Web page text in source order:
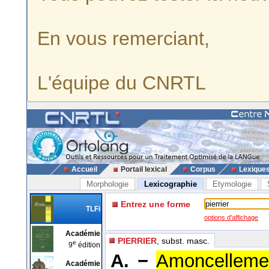
En vous remerciant,
L'équipe du CNRTL
Accueil Portail lexical Corpus
Morphologie Lexicographie Etymologie
TLFi
Académie
9e édition
Académie
Entrez une forme
options d'affichage
PIERRIER , subst. masc.
A. −